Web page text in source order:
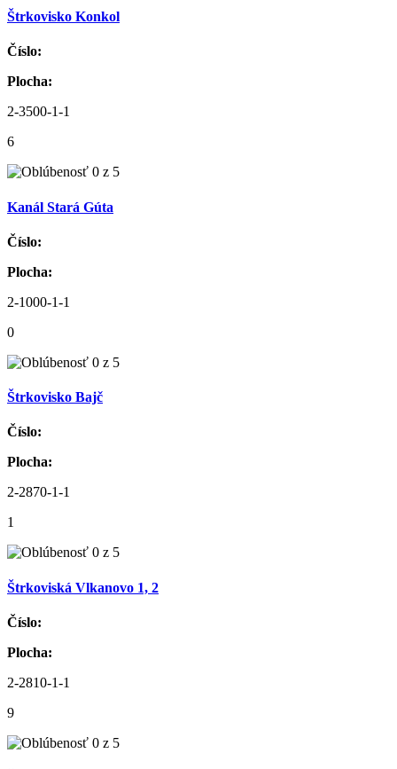
Štrkovisko Konkol
Číslo:
Plocha:
2-3500-1-1
6
Kanál Stará Gúta
Číslo:
Plocha:
2-1000-1-1
0
Štrkovisko Bajč
Číslo:
Plocha:
2-2870-1-1
1
Štrkoviská Vlkanovo 1, 2
Číslo:
Plocha:
2-2810-1-1
9